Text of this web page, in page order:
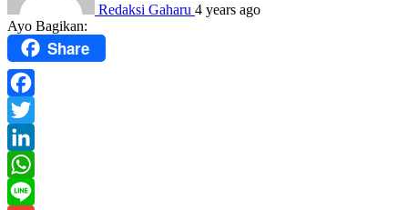
Redaksi Gaharu 4 years ago
Ayo Bagikan:
Share
Facebook
Twitter
LinkedIn
WhatsApp